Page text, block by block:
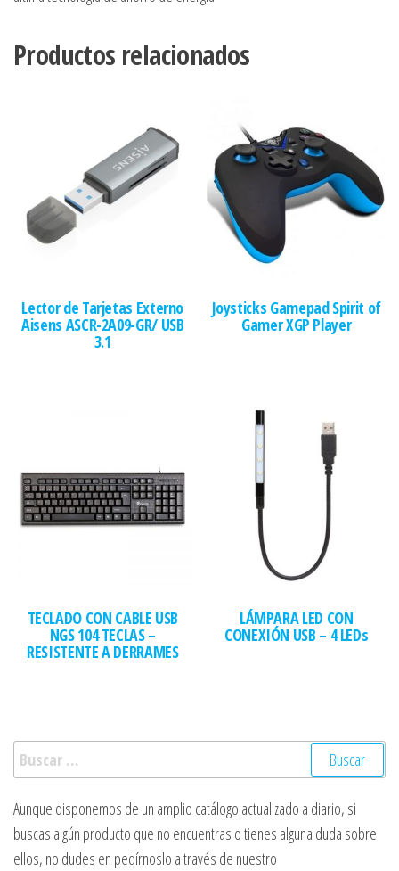
Productos relacionados
Lector de Tarjetas Externo
Aisens ASCR-2A09-GR/ USB
3.1
Joysticks Gamepad Spirit of
Gamer XGP Player
TECLADO CON CABLE USB
NGS 104 TECLAS –
RESISTENTE A DERRAMES
LÁMPARA LED CON
CONEXIÓN USB – 4 LEDs
Buscar:
Aunque disponemos de un amplio catálogo actualizado a diario, si
buscas algún producto que no encuentras o tienes alguna duda sobre
ellos, no dudes en pedírnoslo a través de nuestro